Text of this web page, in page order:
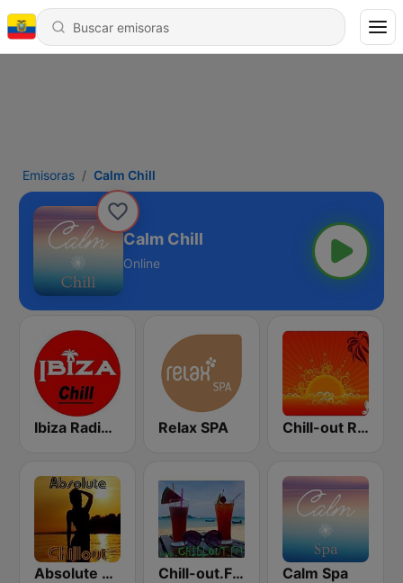
Emisoras Calm Chill
Calm Chill
Online
Ibiza Radios - Chill Relax SPA Chill-out Radio
Absolute Chillout Chill-out.FM Calm Spa